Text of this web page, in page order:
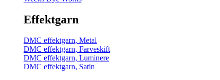
Effektgarn
DMC effektgarn, Metal
DMC effektgarn, Farveskift
DMC effektgarn, Luminere
DMC effektgarn, Satin